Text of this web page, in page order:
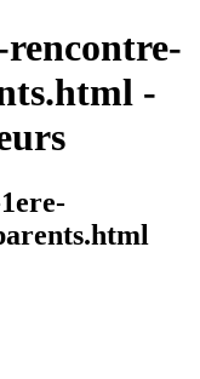
rencontre-
-